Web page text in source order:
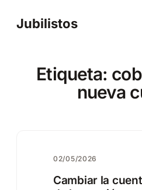
Jubilistos
Etiqueta:
nueva
02/05/2026
Cambiar la